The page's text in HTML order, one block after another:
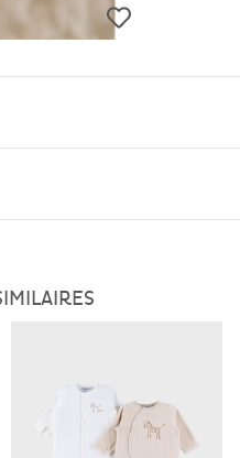
dans le pyjama, évitant